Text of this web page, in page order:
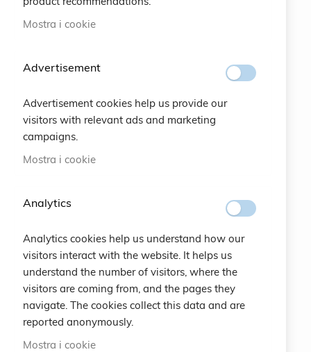
Bracelets
Charity
Vintage
Contattaci
Crea un Account
International
Mostra i cookie
Advertisement
Advertisement cookies help us provide our
visitors with relevant ads and marketing
campaigns.
Mostra i cookie
Analytics
Analytics cookies help us understand how our
visitors interact with the website. It helps us
understand the number of visitors, where the
visitors are coming from, and the pages they
navigate. The cookies collect this data and are
reported anonymously.
Mostra i cookie